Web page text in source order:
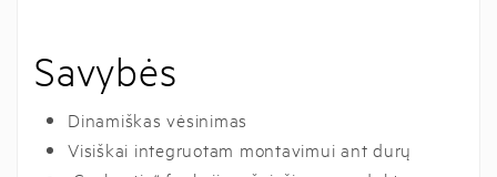
Savybės
Dinamiškas vėsinimas
Visiškai integruotam montavimui ant durų